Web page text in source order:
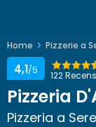
Home Pizzerie a
122
4,1/5
Pizzeria
Pizzeria a